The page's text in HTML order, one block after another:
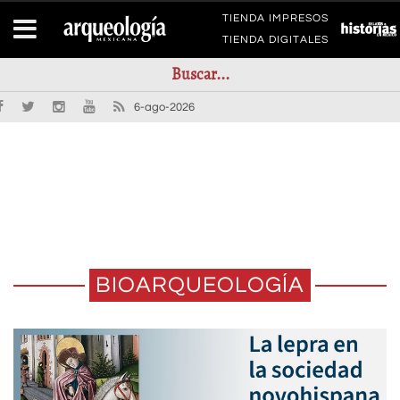
TIENDA IMPRESOS
TIENDA DIGITALES
6-ago-2026
BIOARQUEOLOGÍA